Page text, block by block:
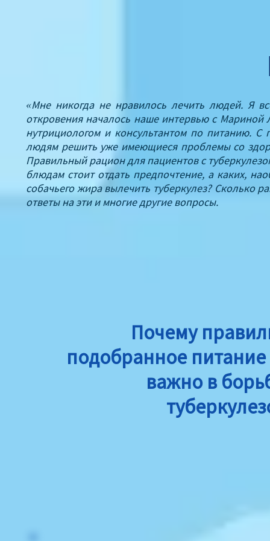
«Мне никогда не нравилось лечить людей. Я
откровения началось наше интервью с
нутрициологом и консультантом по питанию.
людям решить уже имеющиеся проблемы со
Правильный рацион для пациентов с
блюдам стоит отдать предпочтение, а каких,
собачьего жира вылечить туберкулез? Сколько
ответы на эти и многие другие вопросы.
Почему
подобранное питание
важно в